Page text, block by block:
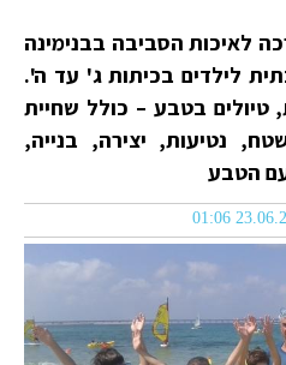
לאיכות הסביבה בבנימינה
לילדים בכיתות ג' עד ה'.
טיולים בטבע – כולל שחיית
נטיעות, יצירה, בנייה,
עם הטבע